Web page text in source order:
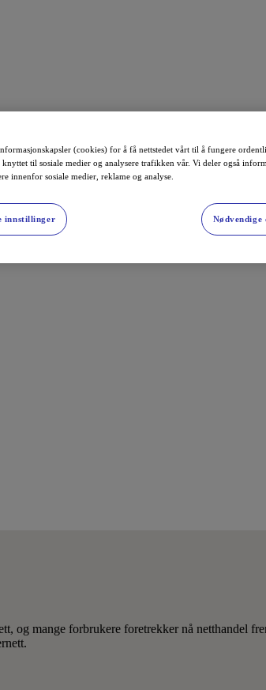
og mange forbrukere foretrekker nå
(cookies) for å få nettstedet vårt til å fungere
til sosiale medier og analysere trafikken vår. Vi deler også
innenfor sosiale medier, reklame og analyse.
innstillinger Nødvendige